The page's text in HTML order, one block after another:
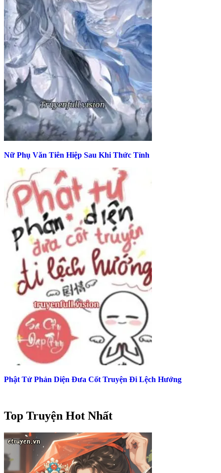
Nữ Phụ Văn Tiên Hiệp Sau Khi Thức Tỉnh
Phật Tử Phản Diện Đưa Cốt Truyện Đi Lệch Hướng
Top Truyện Hot Nhất